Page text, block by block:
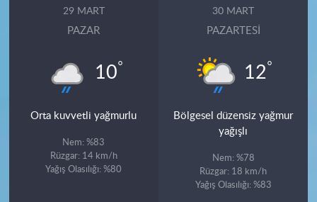
29 MART
PAZAR
10°
Orta kuvvetli yağmurlu
Nem: %83
Rüzgar: 14 km/h
Yağış Olasılığı: %80
30 MART
PAZARTESI
12°
Bölgesel düzensiz yağmur
yağışlı
Nem: %78
Rüzgar: 18 km/h
Yağış Olasılığı: %83